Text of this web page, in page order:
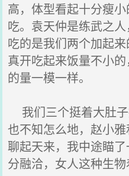
高，体型看起十分瘦
吃。袁天仲是练武之
吃的是我们两个加起
真开吃起来饭量不小
的量一模一样。
我们三个挺着大肚子
也不知怎么地，赵小
聊起天来，我中途瞄
分融洽，女人这种生物